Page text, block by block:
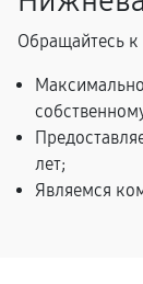
Обращайтесь
лет;
Являемся